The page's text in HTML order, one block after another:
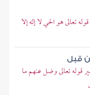
تعالى هو الحي لا إله إلا
قبل
قوله تعالى وضل عنهم ما